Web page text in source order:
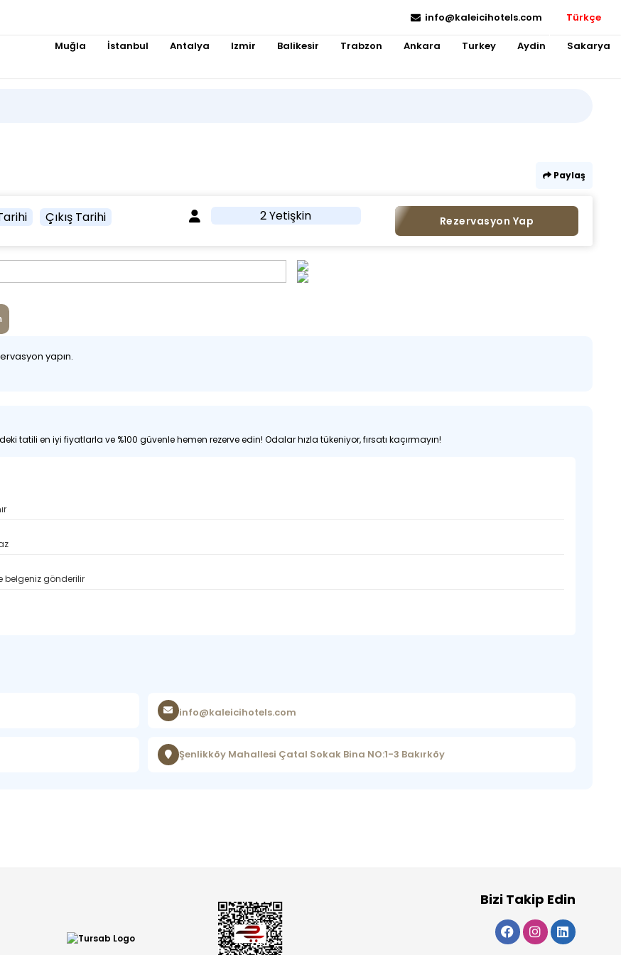
info@kaleicihotels.com Türkçe
Muğla İstanbul Antalya Izmir Balikesir Trabzon Ankara Turkey Aydin Sakarya
Paylaş
Çıkış Tarihi 2 Yetişkin Rezervasyon Yap
yapın.
tatili en iyi fiyatlarla ve %100 güvenle hemen rezerve edin! Odalar hızla tükeniyor, fırsatı kaçırmayın!
belgeniz gönderilir
info@kaleicihotels.com
Şenlikköy Mahallesi Çatal Sokak Bina NO:1-3 Bakırköy
Bizi Takip Edin